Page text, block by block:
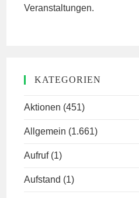
Veranstaltungen.
KATEGORIEN
Aktionen (451)
Allgemein (1.661)
Aufruf (1)
Aufstand (1)